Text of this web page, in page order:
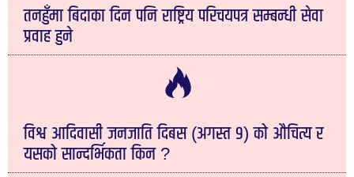
तनहुँमा बिदाका दिन पनि राष्ट्रिय परिचयपत्र सम्बन्धी सेवा
प्रवाह हुने
विश्व आदिवासी जनजाति दिबस (अगस्त ९) को औचित्य र
यसको सान्दर्भिकता किन ?